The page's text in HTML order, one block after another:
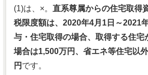
(1)は、×。 直系尊属からの住宅取得
税限度額は、2020年4月1日～2021
与・住宅取得の場合、取得する住宅
場合は1,500万円、省エネ等住宅以
円 です。